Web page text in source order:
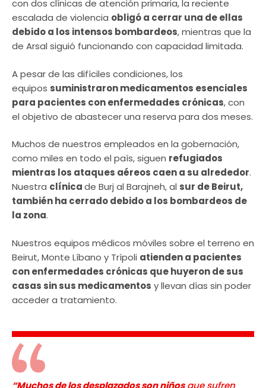
con dos clínicas de atención primaria, la reciente
escalada de violencia obligó a cerrar una de ellas
debido a los intensos bombardeos, mientras que la
de Arsal siguió funcionando con capacidad limitada.
A pesar de las difíciles condiciones, los
equipos suministraron medicamentos esenciales
para pacientes con enfermedades crónicas, con
el objetivo de abastecer una reserva para dos meses.
Muchos de nuestros empleados en la gobernación,
como miles en todo el país, siguen refugiados
mientras los ataques aéreos caen a su alrededor.
Nuestra clínicade Burj al Barajneh, al sur de Beirut,
también ha cerrado debido a los bombardeos de
la zona.
Nuestros equipos médicos móviles sobre el terreno en
Beirut, Monte Líbano y Trípoli atienden a pacientes
con enfermedades crónicas que huyeron de sus
casas sin sus medicamentos y llevan días sin poder
acceder a tratamiento.
“Muchos de los desplazados son niñosque sufren